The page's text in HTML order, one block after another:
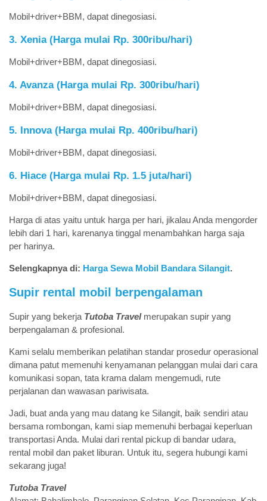
Mobil+driver+BBM, dapat dinegosiasi.
3. Xenia (Harga mulai Rp. 300ribu/hari)
Mobil+driver+BBM, dapat dinegosiasi.
4. Avanza (Harga mulai Rp. 300ribu/hari)
Mobil+driver+BBM, dapat dinegosiasi.
5. Innova (Harga mulai Rp. 400ribu/hari)
Mobil+driver+BBM, dapat dinegosiasi.
6. Hiace (Harga mulai Rp. 1.5 juta/hari)
Mobil+driver+BBM, dapat dinegosiasi.
Harga di atas yaitu untuk harga per hari, jikalau Anda mengorder
lebih dari 1 hari, karenanya tinggal menambahkan harga saja
per harinya.
Selengkapnya di: Harga Sewa Mobil Bandara Silangit.
Supir rental mobil berpengalaman
Supir yang bekerja Tutoba Travelmerupakan supir yang
berpengalaman & profesional.
Kami selalu memberikan pelatihan standar prosedur operasional
dimana patut memenuhi kenyamanan pelanggan mulai dari cara
komunikasi sopan, tata krama dalam mengemudi, rute
perjalanan dan wawasan pariwisata.
Jadi, buat anda yang mau datang ke Silangit, baik sendiri atau
bersama rombongan, kami siap memenuhi berbagai keperluan
transportasi Anda. Mulai dari rental pickup di bandar udara,
rental mobil dan paket liburan. Untuk itu, segera hubungi kami
sekarang juga!
Tutoba Travel